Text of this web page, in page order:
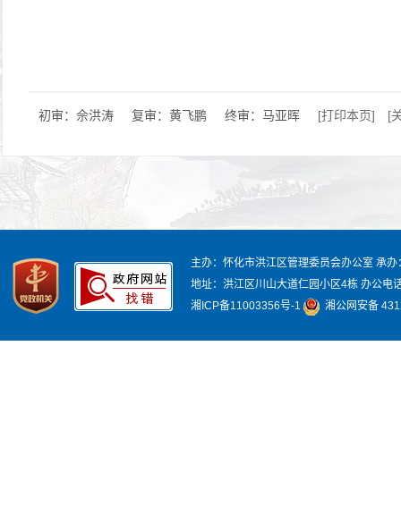
初审：佘洪涛 复审：黄飞鹏 终审：马亚晖 [打印本页] [
主办：怀化市洪江区管理委员会办公室 承办
地址：洪江区川山大道仁园小区4栋 办公电
湘ICP备11003356号-1
湘公网安备